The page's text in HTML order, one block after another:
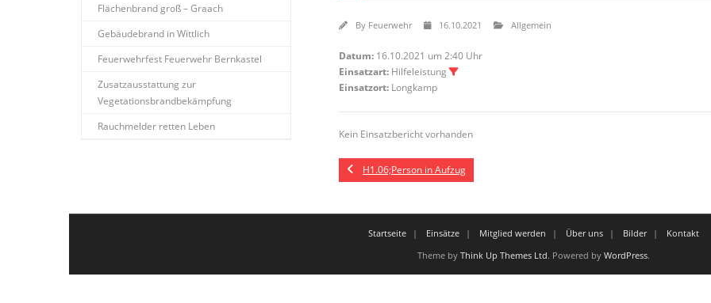
By Feuerwehr 16.10.2021 Allgemein
Datum: 16.10.2021 um 2:40 Uhr
Einsatzart: Hilfeleistung
Einsatzort: Longkamp
Kein Einsatzbericht vorhanden
H1.06;Person in Aufzug
Flächenbrand groß – Graach
Gebäudebrand in Wittlich
Feuerwehrfest Feuerwehr Bernkastel
Zusatzausstattung zur
Vegetationsbrandbekämpfung
Rauchmelder retten Leben
Startseite Einsätze Mitglied werden Über uns Bilder
Kontakt
Theme by Think Up Themes Ltd. Powered by WordPress.